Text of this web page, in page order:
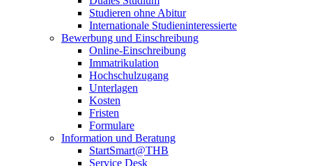
Studieren ohne Abitur
Internationale Studieninteressierte
Bewerbung und Einschreibung
Online-Einschreibung
Immatrikulation
Hochschulzugang
Unterlagen
Kosten
Fristen
Formulare
Information und Beratung
StartSmart@THB
Service Desk